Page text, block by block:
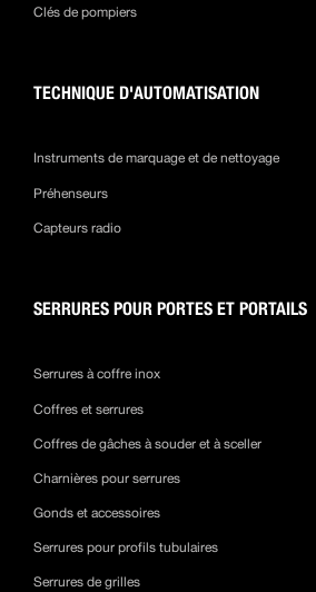
Clés de pompiers
TECHNIQUE D'AUTOMATISATION
Instruments de marquage et de nettoyage
Préhenseurs
Capteurs radio
SERRURES POUR PORTES ET PORTAILS
Serrures à coffre inox
Coffres et serrures
Coffres de gâches à souder et à sceller
Charnières pour serrures
Gonds et accessoires
Serrures pour profils tubulaires
Serrures de grilles